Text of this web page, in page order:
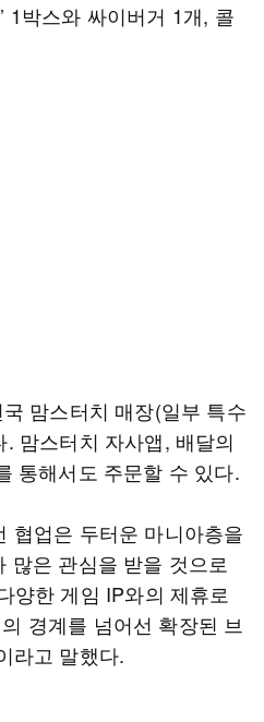
1박스와 싸이버거 1개, 콜
맘스터치 매장(일부 특수
맘스터치 자사앱, 배달의
통해서도 주문할 수 있다.
협업은 두터운 마니아층을
많은 관심을 받을 것으로
양한 게임 IP와의 제휴로
경계를 넘어선 확장된 브
라고 말했다.